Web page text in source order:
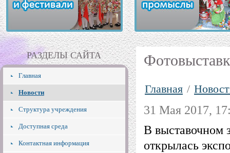
РАЗДЕЛЫ САЙТА
Главная
Новости
Структура учреждения
Доступная среда
Контактная информация
Главная /
31 Мая 2017,
В выставочном
открылась